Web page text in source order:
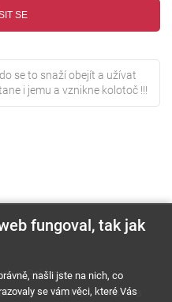
SE
se to snaží obejít a užívat
i jemu a vznikne kolotoč !!!
Reklama
Cookies Kariéra
fungoval, tak jak
našli jste na nich, co
se vám věci, které Vás